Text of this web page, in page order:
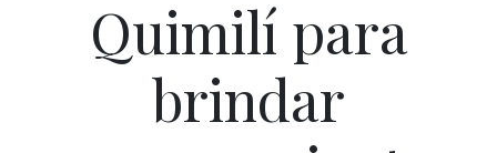
Quimilí para
brindar